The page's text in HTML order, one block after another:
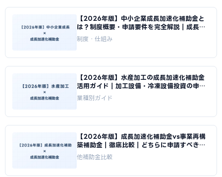
【2026年版】中小企業成長加速化補助金と
は？制度概要・申請要件を完全解説｜成長加
速化補助金ナビ
制度・仕組み
【2026年版】水産加工の成長加速化補助金
活用ガイド｜加工設備・冷凍設備投資の申請
方法｜成長加速化補助金ナビ
業種別ガイド
【2026年版】成長加速化補助金vs事業再構
築補助金｜徹底比較｜どちらに申請すべきか
｜成長加速化補助金ナビ
他補助金比較